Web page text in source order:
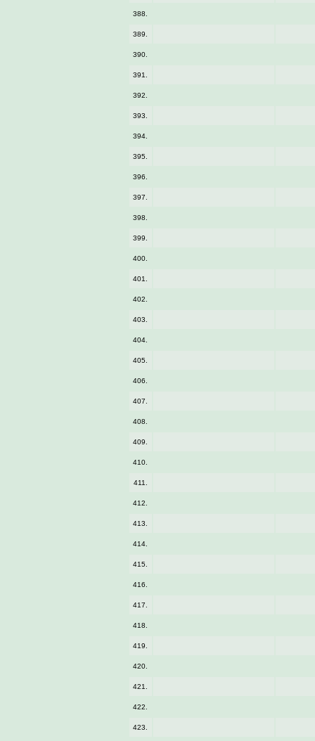
388.
389.
390.
391.
392.
393.
394.
395.
396.
397.
398.
399.
400.
401.
402.
403.
404.
405.
406.
407.
408.
409.
410.
411.
412.
413.
414.
415.
416.
417.
418.
419.
420.
421.
422.
423.